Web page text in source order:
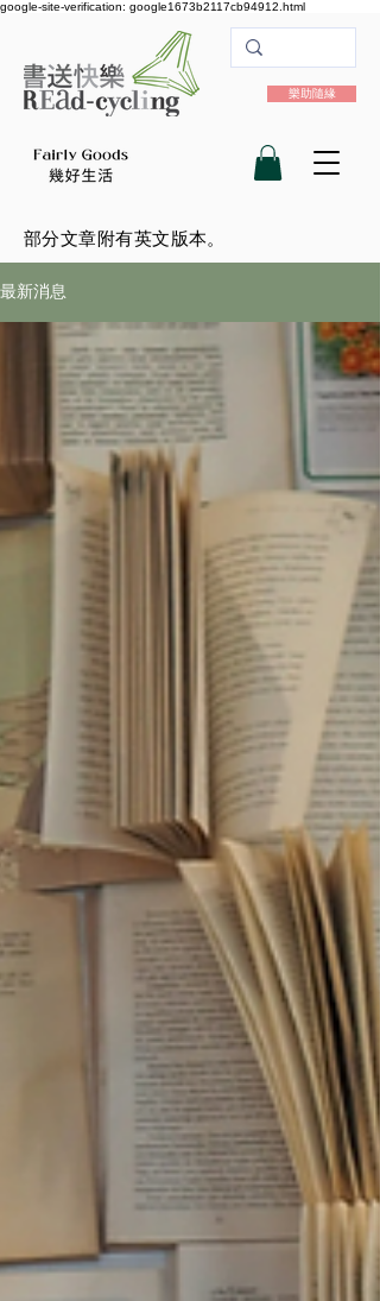
google-site-verification: google1673b2117cb94912.html
樂助隨緣
​部分文章附有英文版本。
最新消息